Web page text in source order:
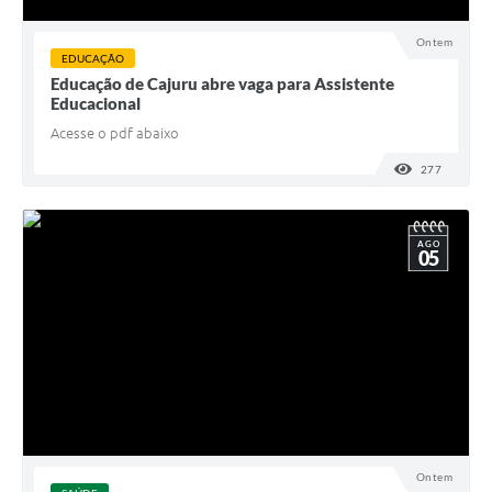
Ontem
EDUCAÇÃO
Educação de Cajuru abre vaga para Assistente
Educacional
Acesse o pdf abaixo
277
Ontem
AGO
05